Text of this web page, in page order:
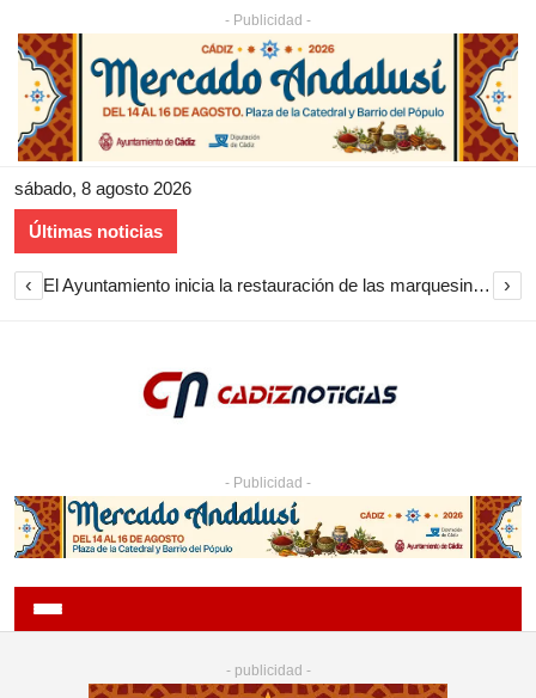
- Publicidad -
sábado, 8 agosto 2026
Últimas noticias
‹ El Ayuntamiento inicia la restauración de las marquesinas de Plaza Esteve para volver a instalarlas en el centro de Jerez ›
- Publicidad -
- publicidad -